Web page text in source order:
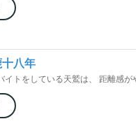
八年
イトをしている天鷲は、 距離感